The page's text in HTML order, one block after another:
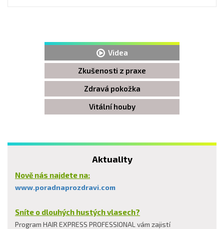
Videa
Zkušenosti z praxe
Zdravá pokožka
Vitální houby
Aktuality
Nově nás najdete na:
www.poradnaprozdravi.com
Sníte o dlouhých hustých vlasech?
Program HAIR EXPRESS PROFESSIONAL vám zajistí